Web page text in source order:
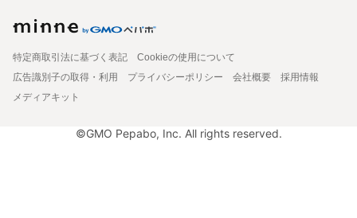
特定商取引法に基づく表記
Cookieの使用について
広告識別子の取得・利用
プライバシーポリシー 会社概要
採用情報
メディアキット
©GMO Pepabo, Inc. All rights reserved.